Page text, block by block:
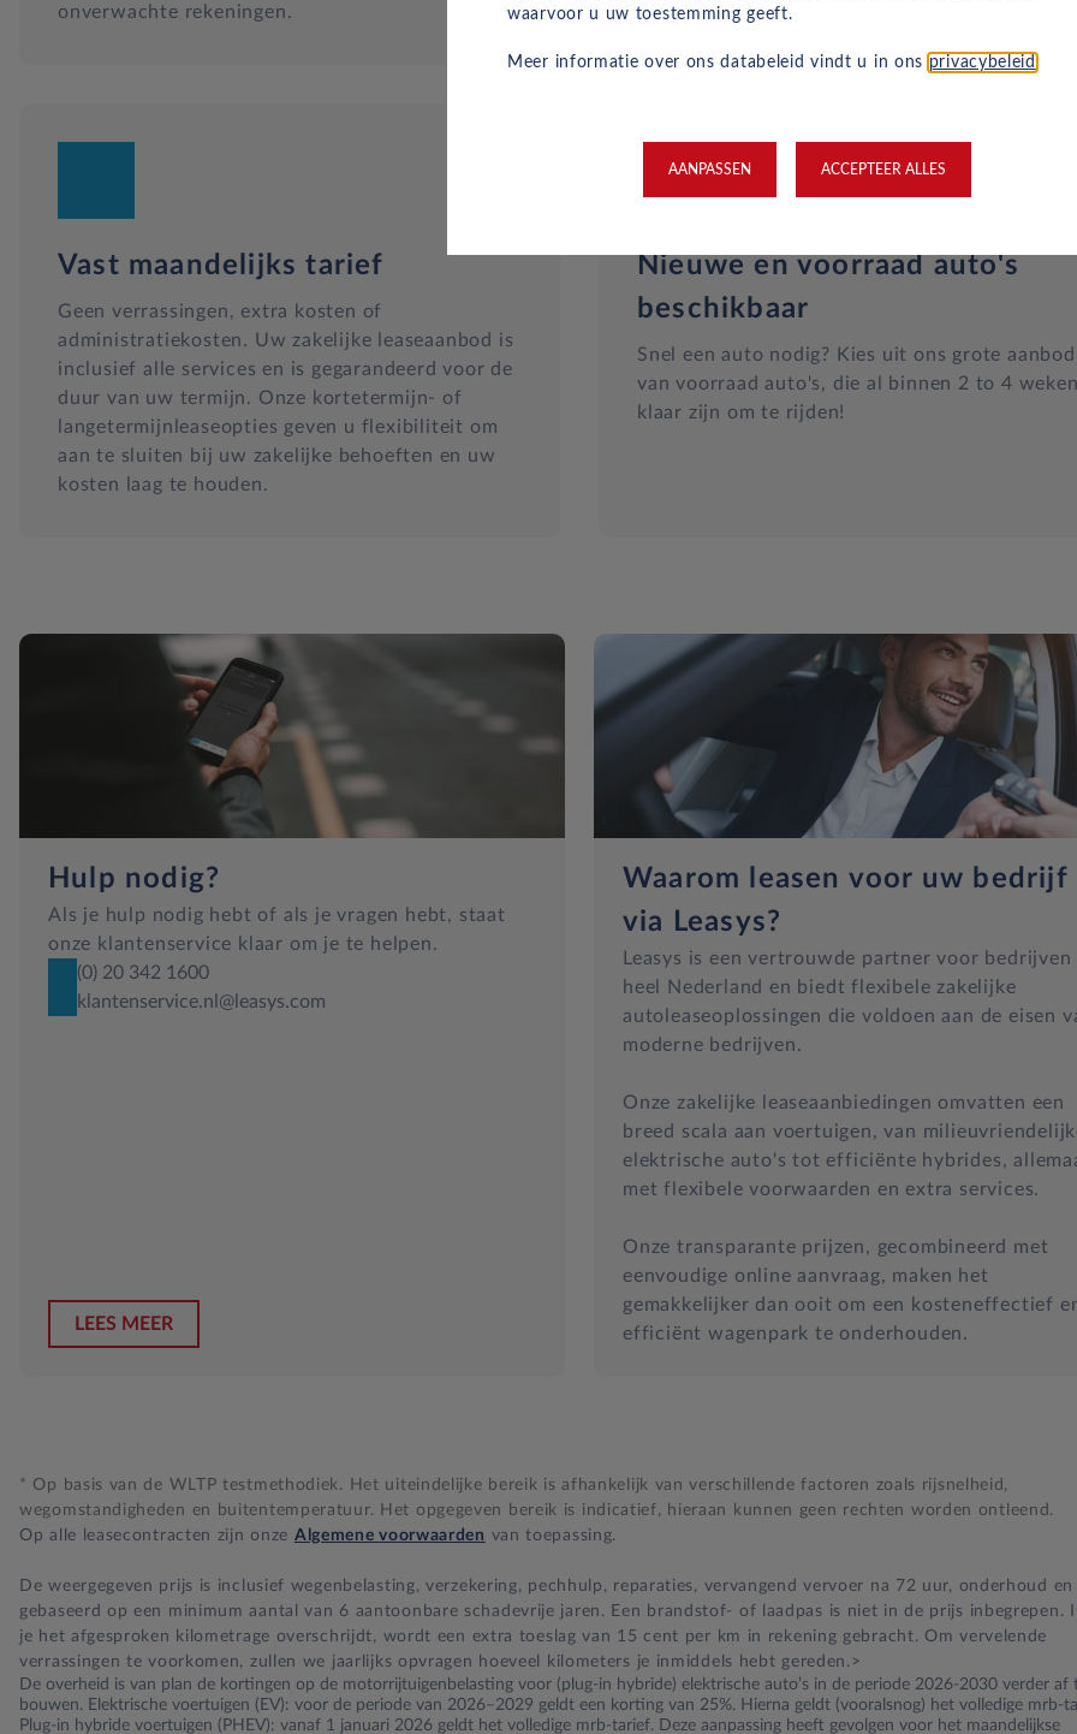
onverwachte rekeningen.
Vast maandelijks tarief
Geen verrassingen, extra kosten of
administratiekosten. Uw zakelijke leaseaanbod is
inclusief alle services en is gegarandeerd voor de
duur van uw termijn. Onze kortetermijn- of
langetermijnleaseopties geven u flexibiliteit om
aan te sluiten bij uw zakelijke behoeften en uw
kosten laag te houden.
Nieuwe en voorraad auto's
beschikbaar
Snel een auto nodig? Kies uit ons grote aanbod
van voorraad auto's, die al binnen 2 to 4
klaar zijn om te rijden!
Hulp nodig?
Als je hulp nodig hebt of als je vragen hebt, staat
onze klantenservice klaar om je te helpen.
(0) 20 342 1600
klantenservice.nl@leasys.com
LEES MEER
Waarom leasen voor uw bedrijf
via Leasys?
Leasys is een vertrouwde partner voor bedrijven
heel Nederland en biedt flexibele zakelijke
autoleaseoplossingen die voldoen aan de eisen
moderne bedrijven.
Onze zakelijke leaseaanbiedingen omvatten een
breed scala aan voertuigen, van
elektrische auto's tot efficiënte hybrides,
met flexibele voorwaarden en extra services.
Onze transparante prijzen, gecombineerd met
eenvoudige online aanvraag, maken het
gemakkelijker dan ooit om een kosteneffectief
efficiënt wagenpark te onderhouden.
* Op basis van de WLTP testmethodiek. Het uiteindelijke bereik is afhankelijk van verschillende factoren zoals rijsnelheid,
wegomstandigheden en buitentemperatuur. Het opgegeven bereik is indicatief, hieraan kunnen geen rechten worden ontleend.
Op alle leasecontracten zijn onze Algemene voorwaarden van toepassing.
De weergegeven prijs is inclusief wegenbelasting, verzekering, pechhulp, reparaties, vervangend vervoer na 72 uur, onderhoud en
gebaseerd op een minimum aantal van 6 aantoonbare schadevrije jaren. Een brandstof- of laadpas is niet in de prijs inbegrepen.
je het afgesproken kilometrage overschrijdt, wordt een extra toeslag van 15 cent per km in rekening gebracht. Om vervelende
verrassingen te voorkomen, zullen we jaarlijks opvragen hoeveel kilometers je inmiddels hebt gereden.>
De overheid is van plan de kortingen op de motorrijtuigenbelasting voor (plug-in hybride) elektrische auto’s in de periode 2026-2030 verder af
bouwen. Elektrische voertuigen (EV): voor de periode van 2026–2029 geldt een korting van 25%. Hierna geldt (vooralsnog) het volledige mrb-
Plug-in hybride voertuigen (PHEV): vanaf 1 januari 2026 geldt het volledige mrb-tarief. Deze aanpassing heeft gevolgen voor het maandelijkse
waarvoor u uw toestemming geeft.
Meer informatie over ons databeleid vindt u in ons privacybeleid.
AANPASSEN ACCEPTEER ALLES